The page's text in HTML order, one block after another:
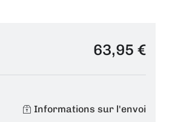
63,95 €
Informations sur l'envoi